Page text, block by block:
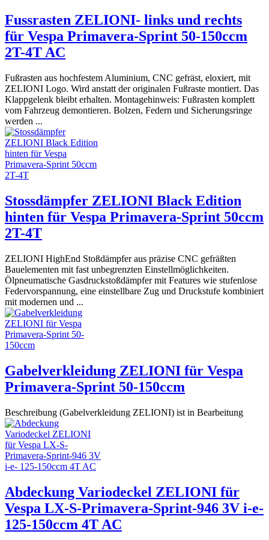
Fussrasten ZELIONI- links und rechts
für Vespa Primavera-Sprint 50-150ccm
2T-4T AC
Fußrasten aus hochfestem Aluminium, CNC gefräst, eloxiert, mit
ZELIONI Logo. Wird anstatt der originalen Fußraste montiert. Das
Klappgelenk bleibt erhalten. Montagehinweis: Fußrasten komplett
vom Fahrzeug demontieren. Bolzen, Federn und Sicherungsringe
werden ...
Stossdämpfer ZELIONI Black Edition
hinten für Vespa Primavera-Sprint 50ccm
2T-4T
ZELIONI HighEnd Stoßdämpfer aus präzise CNC gefräßten
Bauelementen mit fast unbegrenzten Einstellmöglichkeiten.
Ölpneumatische Gasdruckstoßdämpfer mit Features wie stufenlose
Federvorspannung, eine einstellbare Zug und Druckstufe kombiniert
mit modernen und ...
Gabelverkleidung ZELIONI für Vespa
Primavera-Sprint 50-150ccm
Beschreibung (Gabelverkleidung ZELIONI) ist in Bearbeitung
Abdeckung Variodeckel ZELIONI für
Vespa LX-S-Primavera-Sprint-946 3V i-e-
125-150ccm 4T AC